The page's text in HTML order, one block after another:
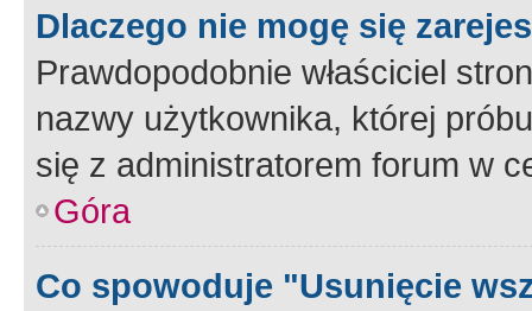
Dlaczego nie mogę się
Prawdopodobnie właściciel
nazwy użytkownika, której
się z administratorem forum w
Góra
Co spowoduje "Usunięcie